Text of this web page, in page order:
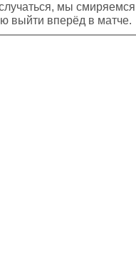
мы
выйти вперёд в матче.